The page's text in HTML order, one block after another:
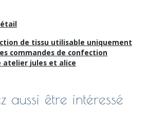
de tissu utilisable uniquement
commandes de confection
atelier jules et alice
aussi être intéressé